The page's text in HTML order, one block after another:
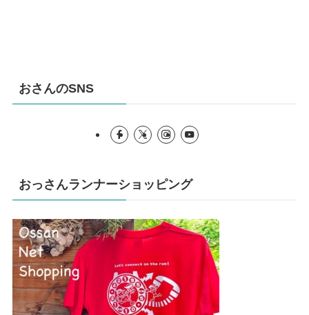
おさんのSNS
おっさんランナーショッピング